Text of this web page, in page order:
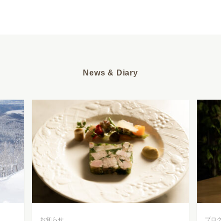
News & Diary